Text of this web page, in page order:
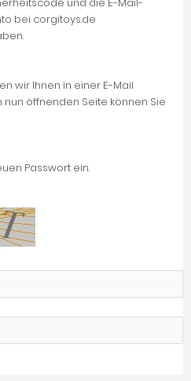
bei corgitoys.de
wir Ihnen in einer E-Mail
öffnenden Seite können Sie
Passwort ein.